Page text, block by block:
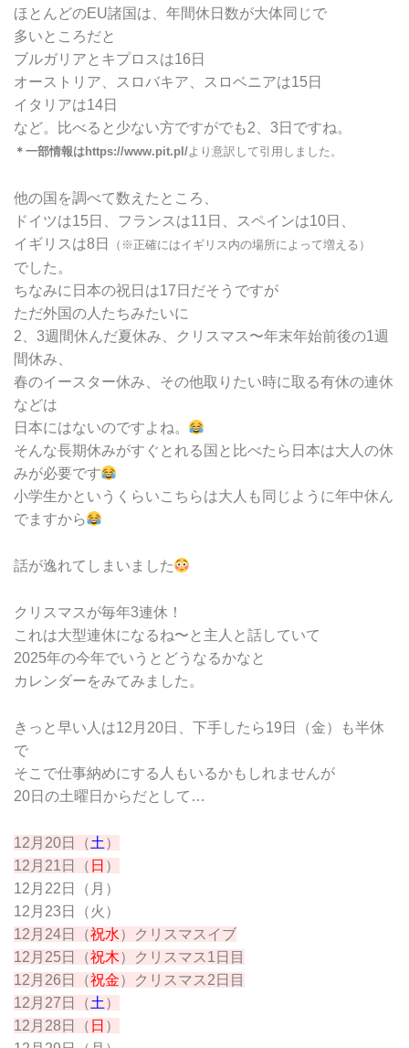
ほとんどのEU諸国は、年間休日数が大体同じで
多いところだと
ブルガリアとキプロスは16日
オーストリア、スロバキア、スロベニアは15日
イタリアは14日
など。比べると少ない方ですがでも2、3日ですね。
＊一部情報はhttps://www.pit.pl/より意訳して引用しました。
他の国を調べて数えたところ、
ドイツは15日、フランスは11日、スペインは10日、
イギリスは8日
（※正確にはイギリス内の場所によって増える）
でした。
ちなみに日本の祝日は17日だそうですが
ただ外国の人たちみたいに
2、3週間休んだ夏休み、クリスマス〜年末年始前後の1週
間休み、
春のイースター休み、その他取りたい時に取る有休の連休
などは
日本にはないのですよね。
そんな長期休みがすぐとれる国と比べたら日本は大人の休
みが必要です
小学生かというくらいこちらは大人も同じように年中休ん
でますから
話が逸れてしまいました
クリスマスが毎年3連休！
これは大型連休になるね〜と主人と話していて
2025年の今年でいうとどうなるかなと
カレンダーをみてみました。
きっと早い人は12月20日、下手したら19日（金）も半休
で
そこで仕事納めにする人もいるかもしれませんが
20日の土曜日からだとして…
12月20日（土 ）
12月21日（ 日 ）
12月22日（月）
12月23日（火）
12月24日（祝水）クリスマスイブ
12月25日（祝木）クリスマス1日目
12月26日（祝金）クリスマス2日目
12月27日（土 ）
12月28日（ 日 ）